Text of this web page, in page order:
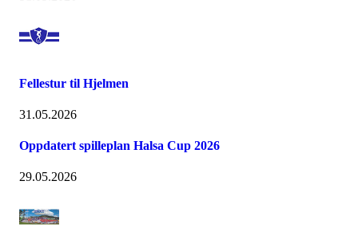
Fellestur til Hjelmen
31.05.2026
Oppdatert spilleplan Halsa Cup 2026
29.05.2026